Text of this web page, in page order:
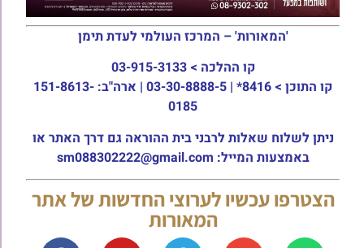
'המאורות' – המרכז העולמי לעדת תימן
קו ההלכה > 03-915-3133
קו התוכן >
8416* | 03-30-8888-5 | ארה"ב: 151-8613-
0185
ניתן לשלוח שאלות לרבני בית ההוראה גם דרך האתר או
באמצעות המייל: sm088302222@gmail.com
הצטרפו עכשיו לערוצי החדשות של אתר
המאורות